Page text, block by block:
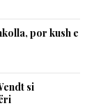
por kush e
si